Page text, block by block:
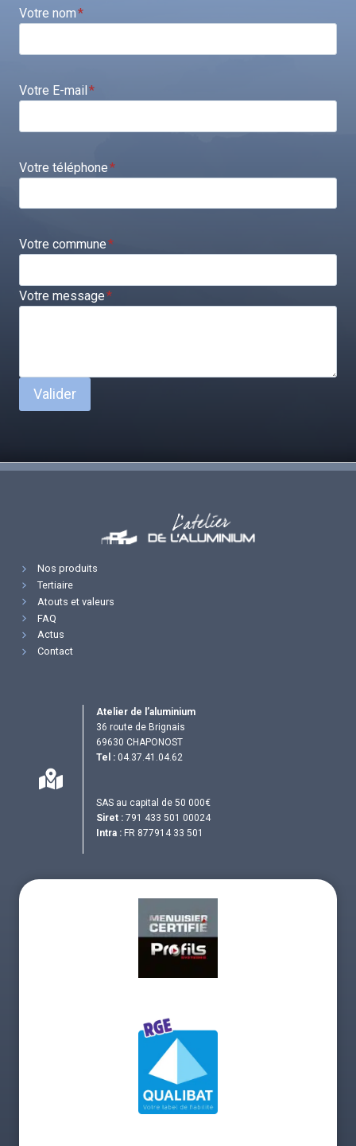
Votre nom*
Votre E-mail*
Votre téléphone*
Votre commune*
Votre message*
Valider
Nos produits
Tertiaire
Atouts et valeurs
FAQ
Actus
Contact
Atelier de l’aluminium
36 route de Brignais
69630 CHAPONOST
Tel : 04.37.41.04.62
SAS au capital de 50 000€
Siret : 791 433 501 00024
Intra : FR 877914 33 501